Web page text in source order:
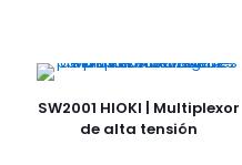
SW2001 HIOKI | Multiplexor
de alta tensión